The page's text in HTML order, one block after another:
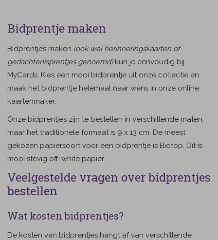
Bidprentje maken
Bidprentjes maken (ook wel herinneringskaarten of
gedachtenisprentjes genoemd)kun je eenvoudig bij
MyCards. Kies een mooi bidprentje uit onze collectie en
maak het bidprentje helemaal naar wens in onze online
kaartenmaker.
Onze bidprentjes zijn te bestellen in verschillende maten,
maar het traditionele formaat is 9 x 13 cm. De meest
gekozen papiersoort voor een bidprentje is Biotop. Dit is
mooi stevig off-white papier.
Veelgestelde vragen over bidprentjes
bestellen
Wat kosten bidprentjes?
De kosten van bidprentjes hangt af van verschillende